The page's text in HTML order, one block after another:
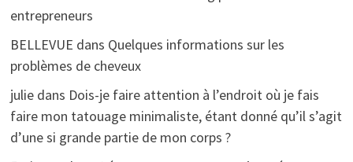
entrepreneurs
BELLEVUE dans Quelques informations sur les
problèmes de cheveux
juliedans Dois-je faire attention à l’endroit où je fais
faire mon tatouage minimaliste, étant donné qu’il s’agit
d’une si grande partie de mon corps ?